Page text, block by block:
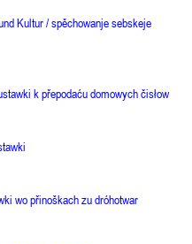
Kultur / spěchowanje sebskeje
k přepodaću domowych čisłow
wo přinoškach zu dróhotwar